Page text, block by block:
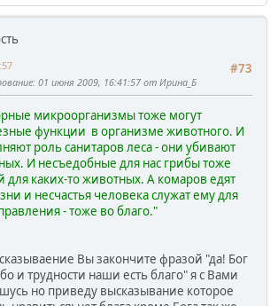
#73
: 01 июня 2009, 16:41:57 от Ирина_Б
микроорганизмы тоже могут
функции в организме животного. И
роль санитаров леса - они убивают
И несъедобные для нас грибы тоже
для каких-то животных. А комаров едят
и несчастья человека служат ему для
- тоже во благо."
Вы закончите фразой "да! Бог
и трудности наши есть благо" я с Вами
но приведу высказывание которое